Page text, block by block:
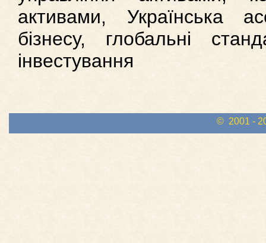
активами, Українська
бізнесу, глобальні
інвестування
© 2001 -